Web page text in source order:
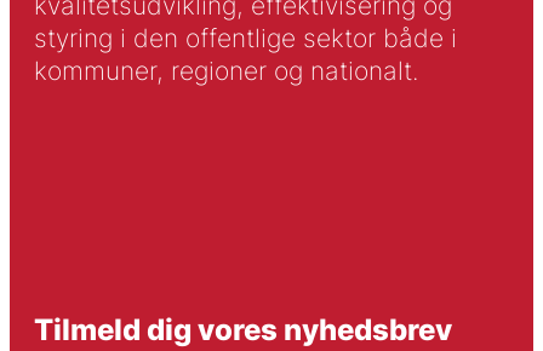
styring i den offentlige sektor både i
kommuner, regioner og nationalt.
Tilmeld dig vores nyhedsbrev